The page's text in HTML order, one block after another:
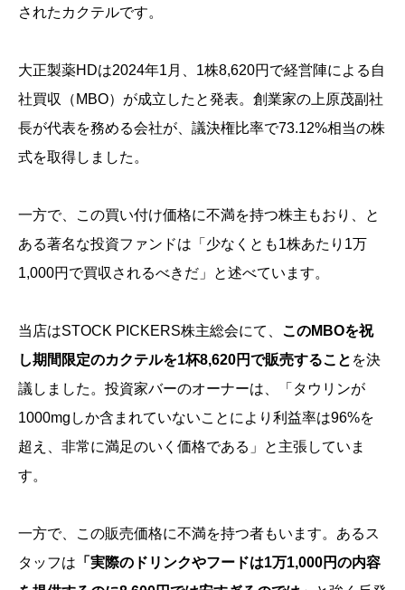
されたカクテルです。
大正製薬HDは2024年1月、1株8,620円で経営陣による自
社買収（MBO）が成立したと発表。創業家の上原茂副社
長が代表を務める会社が、議決権比率で73.12%相当の株
式を取得しました。
一方で、この買い付け価格に不満を持つ株主もおり、と
ある著名な投資ファンドは「少なくとも1株あたり1万
1,000円で買収されるべきだ」と述べています。
当店はSTOCK PICKERS株主総会にて、 このMBOを祝
し期間限定のカクテルを1杯8,620円で販売すること を決
議しました。投資家バーのオーナーは、「タウリンが
1000mgしか含まれていないことにより利益率は96%を
超え、非常に満足のいく価格である」と主張していま
す。
一方で、この販売価格に不満を持つ者もいます。あるス
タッフは 「実際のドリンクやフードは1万1,000円の内容